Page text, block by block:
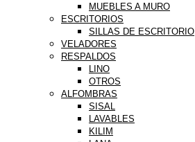
MUEBLES A MURO
ESCRITORIOS
SILLAS DE ESCRITORIO
VELADORES
RESPALDOS
LINO
OTROS
ALFOMBRAS
SISAL
LAVABLES
KILIM